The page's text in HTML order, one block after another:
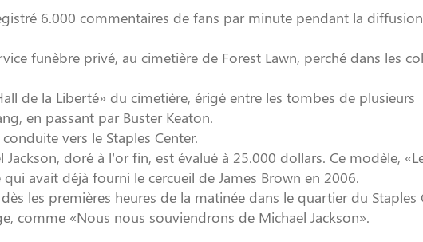
6.000 commentaires de fans par minute pendant la
funèbre privé, au cimetière de Forest Lawn, perché dans les
de la Liberté» du cimetière, érigé entre les tombes de plusieurs
en passant par Buster Keaton.
vers le Staples Center.
doré à l’or fin, est évalué à 25.000 dollars. Ce modèle,
avait déjà fourni le cercueil de James Brown en 2006.
les premières heures de la matinée dans le quartier du Staples
comme «Nous nous souviendrons de Michael Jackson».